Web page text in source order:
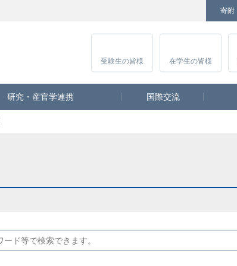
寄附
Instagram
受験生の皆様 在学生の皆様
研究・産官学連携 国際交流